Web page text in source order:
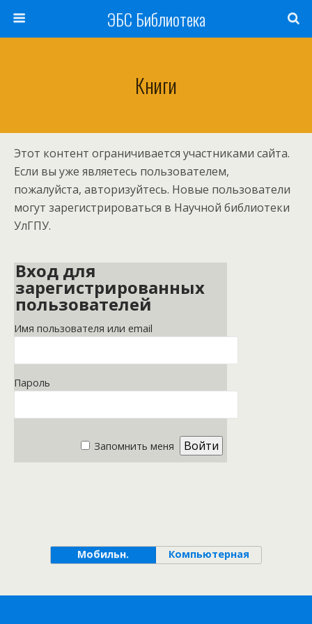
ЭБС Библиотека
Книги
Этот контент ограничивается участниками сайта.
Если вы уже являетесь пользователем,
пожалуйста, авторизуйтесь. Новые пользователи
могут зарегистрироваться в Научной библиотеки
УлГПУ.
Вход для
зарегистрированных
пользователей
Имя пользователя или email
Пароль
Запомнить меня
Мобильн. Компьютерная